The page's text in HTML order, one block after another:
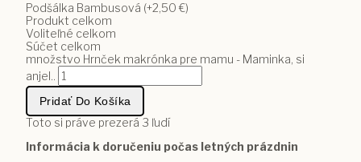
Podšálka Bambusová (+2,50 €)
Produkt celkom
Voliteľné celkom
Súčet celkom
množstvo Hrnček makrónka pre mamu - Maminka, si
anjel..
Pridať Do Košíka
Toto si práve prezerá 3 ľudí
Informácia k doručeniu počas letných prázdnin